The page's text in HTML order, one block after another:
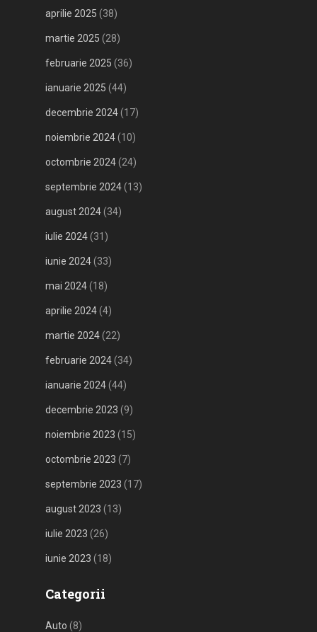
aprilie 2025 (38)
martie 2025 (28)
februarie 2025 (36)
ianuarie 2025 (44)
decembrie 2024(17)
noiembrie 2024(10)
octombrie 2024(24)
septembrie 2024(13)
august 2024(34)
iulie 2024(31)
iunie 2024(33)
mai 2024(18)
aprilie 2024(4)
martie 2024(22)
februarie 2024(34)
ianuarie 2024(44)
decembrie 2023 (9)
noiembrie 2023 (15)
octombrie 2023 (7)
septembrie 2023 (17)
august 2023 (13)
iulie 2023 (26)
iunie 2023 (18)
Categorii
Auto (8)